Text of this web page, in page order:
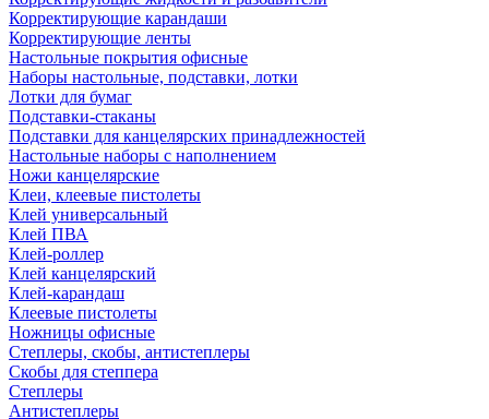
Корректирующие карандаши
Корректирующие ленты
Настольные покрытия офисные
Наборы настольные, подставки, лотки
Лотки для бумаг
Подставки-стаканы
Подставки для канцелярских принадлежностей
Настольные наборы с наполнением
Ножи канцелярские
Клеи, клеевые пистолеты
Клей универсальный
Клей ПВА
Клей-роллер
Клей канцелярский
Клей-карандаш
Клеевые пистолеты
Ножницы офисные
Степлеры, скобы, антистеплеры
Скобы для степпера
Степлеры
Антистеплеры